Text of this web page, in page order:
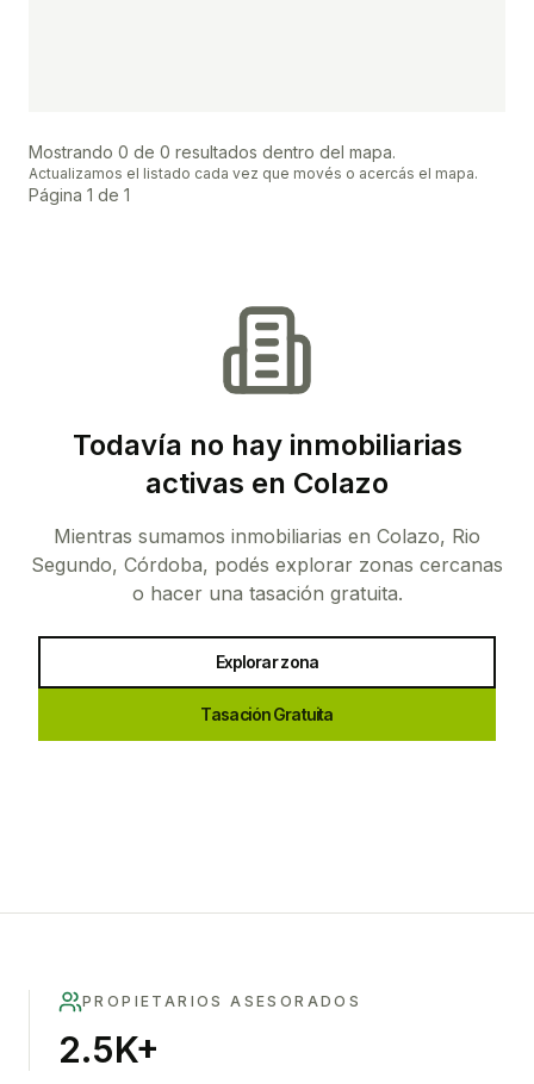
Mostrando 0 de 0 resultados dentro del mapa.
Actualizamos el listado cada vez que movés o acercás el mapa.
Página 1 de 1
Todavía no hay inmobiliarias
activas en Colazo
Mientras sumamos inmobiliarias en Colazo, Rio
Segundo, Córdoba, podés explorar zonas cercanas
o hacer una tasación gratuita.
Explorar zona
Tasación Gratuita
PROPIETARIOS ASESORADOS
2.5K+